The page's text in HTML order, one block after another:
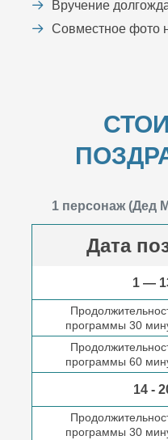
Вручение
Совместное фото
1 персонаж (Дед
Дата
1 —
программы 30
программы 60
14 -
программы 30